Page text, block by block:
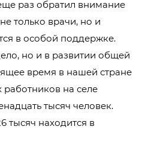
раз обратил внимание
только врачи, но и
в особой поддержке.
но и в развитии общей
время в нашей стране
работников на селе
тысяч человек.
тысяч находится в